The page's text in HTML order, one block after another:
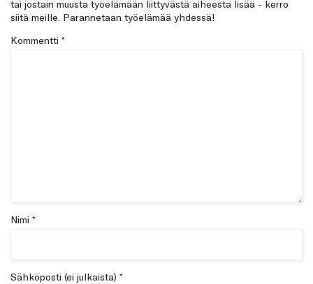
tai jostain muusta työelämään liittyvästä aiheesta lisää - kerro
siitä meille. Parannetaan työelämää yhdessä!
Kommentti *
Nimi *
Sähköposti (ei julkaista) *